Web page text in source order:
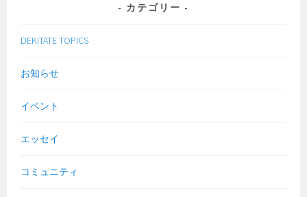
カテゴリー
DEKITATE TOPICS
お知らせ
イベント
エッセイ
コミュニティ